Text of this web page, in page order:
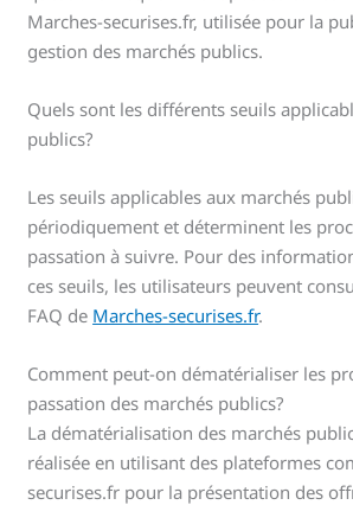
Marches-securises.fr, utilisée pour la
gestion des marchés publics.
Quels sont les différents seuils
publics?
Les seuils applicables aux marchés
périodiquement et déterminent les
passation à suivre. Pour des
ces seuils, les utilisateurs peuvent
FAQ de Marches-securises.fr.
Comment peut-on dématérialiser les
passation des marchés publics?
La dématérialisation des marchés
réalisée en utilisant des plateformes
securises.fr pour la présentation des